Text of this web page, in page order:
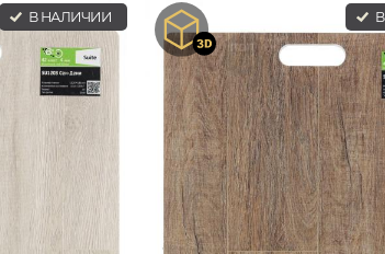
В НАЛИЧИИ